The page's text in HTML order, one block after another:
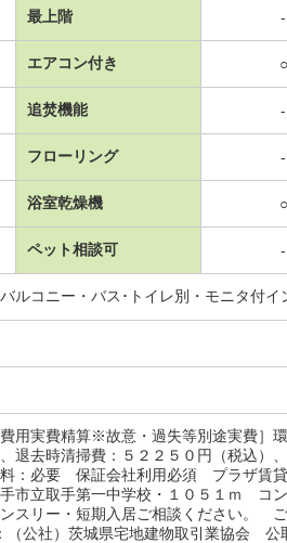
最上階 -
エアコン付き ○
追焚機能 -
フローリング -
浴室乾燥機 ○
ペット相談可 -
ルコニー・バス･トイレ別・モニタ付
用実費精算※故意・過失等別途実費］
退去時清掃費：５２２５０円（税込）
料：必要 保証会社利用必須 プラザ
市立取手第一中学校・１０５１ｍ
スリー・短期入居ご相談ください。
公社）茨城県宅地建物取引業協会